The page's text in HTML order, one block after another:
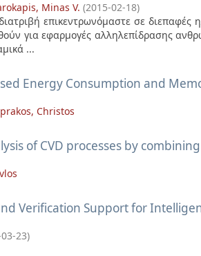
Minas V. (2015-02-18)
επικεντρωνόμαστε σε
για εφαρμογές αλληλεπίδρασης
...
Energy Consumption and
Christos
of CVD processes by
Veriﬁcation Support for
23)